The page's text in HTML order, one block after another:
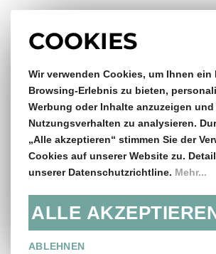
COOKIES
Wir verwenden Cookies, um Ihnen ein
Browsing-Erlebnis zu bieten,
Werbung oder Inhalte anzuzeigen und
Nutzungsverhalten zu analysieren.
„Alle akzeptieren“ stimmen Sie der
Cookies auf unserer Website zu.
unserer Datenschutzrichtline. Mehr...
ALLE
ABLEHNEN
Gratis Versand &
ab €150,-